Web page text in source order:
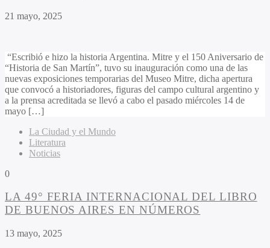
21 mayo, 2025
“Escribió e hizo la historia Argentina. Mitre y el 150 Aniversario de
“Historia de San Martín”, tuvo su inauguración como una de las
nuevas exposiciones temporarias del Museo Mitre, dicha apertura
que convocó a historiadores, figuras del campo cultural argentino y
a la prensa acreditada se llevó a cabo el pasado miércoles 14 de
mayo […]
La Ciudad y el Mundo
Literatura
Noticias
0
LA 49° FERIA INTERNACIONAL DEL LIBRO
DE BUENOS AIRES EN NÚMEROS
13 mayo, 2025